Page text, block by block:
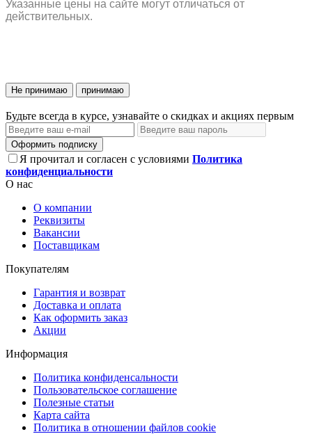
Указанные цены на сайте могут отличаться от
действительных.
Не принимаю принимаю
Будьте всегда в курсе, узнавайте о скидках и акциях первым
Оформить подписку
Я прочитал и согласен с условиями Политика
конфиденциальности
О нас
О компании
Реквизиты
Вакансии
Поставщикам
Покупателям
Гарантия и возврат
Доставка и оплата
Как оформить заказ
Акции
Информация
Политика конфиденсальности
Пользовательское соглашение
Полезные статьи
Карта сайта
Политика в отношении файлов cookie